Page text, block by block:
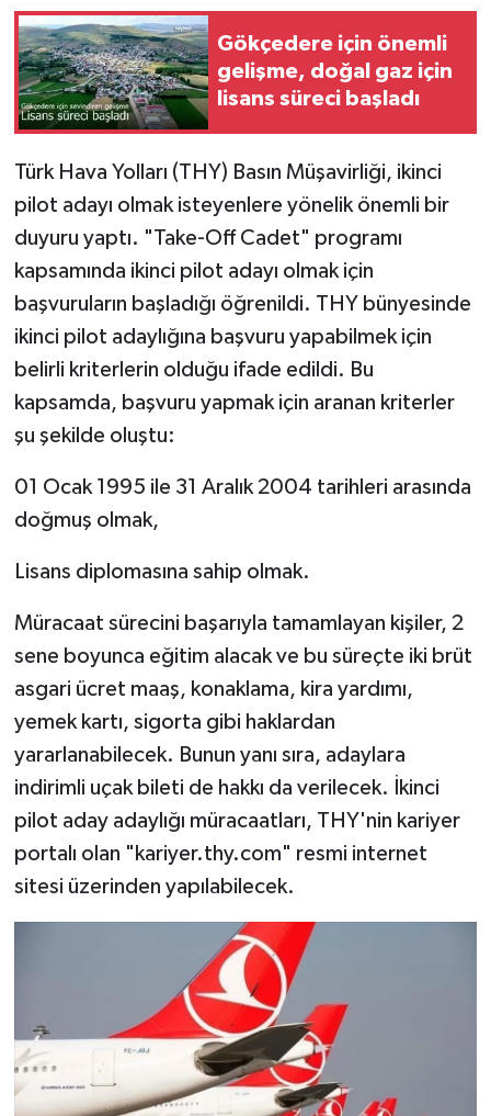
Gökçedere için önemli
gelişme, doğal gaz için
lisans süreci başladı
Türk Hava Yolları (THY) Basın Müşavirliği, ikinci
pilot adayı olmak isteyenlere yönelik önemli bir
duyuru yaptı. "Take-Off Cadet" programı
kapsamında ikinci pilot adayı olmak için
başvuruların başladığı öğrenildi. THY bünyesinde
ikinci pilot adaylığına başvuru yapabilmek için
belirli kriterlerin olduğu ifade edildi. Bu
kapsamda, başvuru yapmak için aranan kriterler
şu şekilde oluştu:
01 Ocak 1995 ile 31 Aralık 2004 tarihleri arasında
doğmuş olmak,
Lisans diplomasına sahip olmak.
Müracaat sürecini başarıyla tamamlayan kişiler, 2
sene boyunca eğitim alacak ve bu süreçte iki brüt
asgari ücret maaş, konaklama, kira yardımı,
yemek kartı, sigorta gibi haklardan
yararlanabilecek. Bunun yanı sıra, adaylara
indirimli uçak bileti de hakkı da verilecek. İkinci
pilot aday adaylığı müracaatları, THY'nin kariyer
portalı olan "kariyer.thy.com" resmi internet
sitesi üzerinden yapılabilecek.